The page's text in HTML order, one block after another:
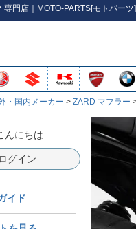
専門店｜MOTO-PARTS[モトパーツ]
・国内メーカー ZARD マフラー
んにちは
ログイン
イド